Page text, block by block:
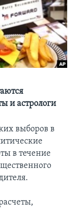
и астрологи
выборов в
в течение